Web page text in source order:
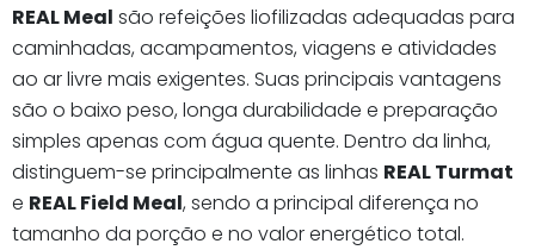
REAL Meal são refeições liofilizadas adequadas para
caminhadas, acampamentos, viagens e atividades
ao ar livre mais exigentes. Suas principais vantagens
são o baixo peso, longa durabilidade e preparação
simples apenas com água quente. Dentro da linha,
distinguem-se principalmente as linhas REAL Turmat
e REAL Field Meal, sendo a principal diferença no
tamanho da porção e no valor energético total.